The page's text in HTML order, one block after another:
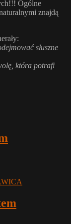
Ogólne
znajdą
słuszne
która potrafi